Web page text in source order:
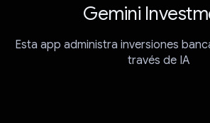
Gemini
Esta app administra inversiones
través de IA